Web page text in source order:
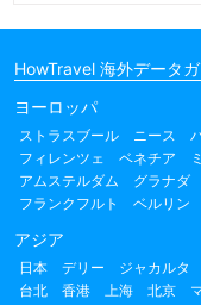
HowTravel 海外データ
ヨーロッパ
ストラスブール ニース
フィレンツェ
ベネチア
アムステルダム
グラナダ
フランクフルト
ベルリン
アジア
日本 デリー ジャカルタ
台北
香港 上海 北京